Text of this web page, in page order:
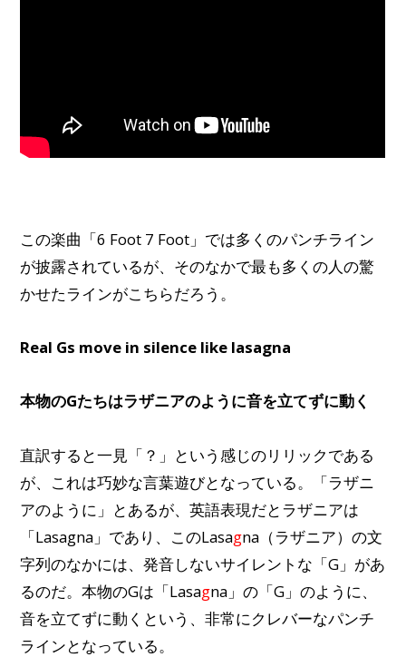
この楽曲「6 Foot 7 Foot」では多くのパンチライン
が披露されているが、そのなかで最も多くの人の驚
かせたラインがこちらだろう。
Real Gs move in silence like lasagna
本物のGたちはラザニアのように音を立てずに動く
直訳すると一見「？」という感じのリリックである
が、これは巧妙な言葉遊びとなっている。「ラザニ
アのように」とあるが、英語表現だとラザニアは
「Lasagna」であり、このLasagna（ラザニア）の文
字列のなかには、発音しないサイレントな「G」があ
るのだ。本物のGは「Lasagna」の「G」のように、
音を立てずに動くという、非常にクレバーなパンチ
ラインとなっている。